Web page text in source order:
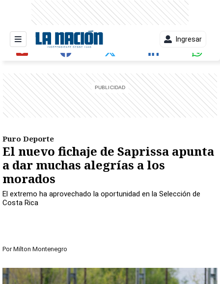
Ingresar
Puro Deporte
El nuevo fichaje de Saprissa apunta
a dar muchas alegrías a los
morados
El extremo ha aprovechado la oportunidad en la Selección de
Costa Rica
Por Milton Montenegro